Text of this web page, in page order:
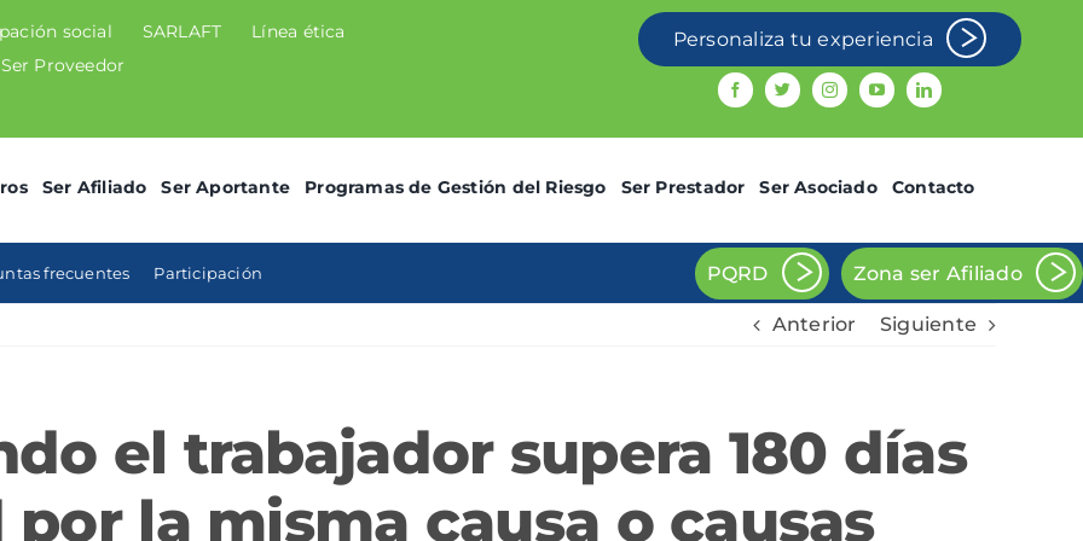
social SARLAFT
Línea ética
Ser Proveedor
Personaliza tu experiencia
Ser Afiliado Ser Aportante Programas de Gestión del Riesgo Ser Prestador Ser Asociado Contacto
frecuentes Participación PQRD Zona ser Afiliado
Anterior Siguiente
el trabajador supera 180 días
la misma causa o causas